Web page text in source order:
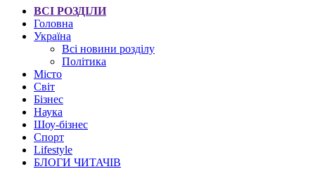
ВСІ РОЗДІЛИ
Головна
Україна
Всі новини розділу
Політика
Місто
Світ
Бізнес
Наука
Шоу-бізнес
Спорт
Lifestyle
БЛОГИ ЧИТАЧІВ